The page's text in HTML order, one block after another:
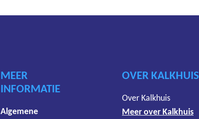
MEER
INFORMATIE
Algemene
OVER KALKHUIS
Over Kalkhuis
Meer over Kalkhuis